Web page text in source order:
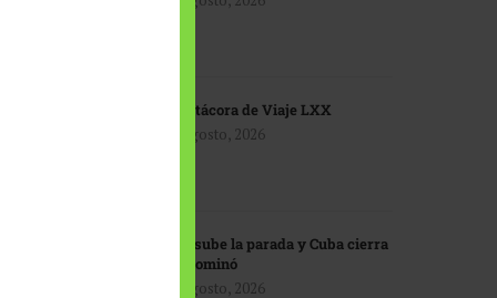
Bitácora de Viaje LXX
3 agosto, 2026
EU sube la parada y Cuba cierra
el dominó
3 agosto, 2026